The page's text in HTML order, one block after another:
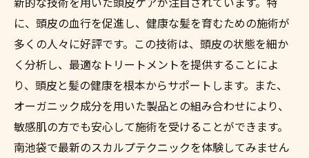
に、頭皮の血行を促進し、健康な髪を育むための施術が
多くの人々に好評です。この技術は、頭皮の状態を細か
く分析し、最適なトリートメントを提供することによ
り、頭皮と髪の健康を根本からサポートします。また、
オーガニック成分を用いた製品との組み合わせにより、
敏感肌の方でも安心して施術を受けることができます。
南池袋で最新のスカルプテクニックを体験してみません